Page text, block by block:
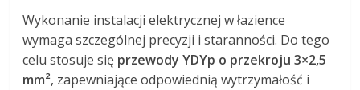
Wykonanie instalacji elektrycznej w łazience
wymaga szczególnej precyzji i staranności. Do tego
celu stosuje się przewody YDYp o przekroju 3×2,5
mm², zapewniające odpowiednią wytrzymałość i